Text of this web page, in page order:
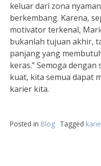
keluar dari zona
berkembang. Karena,
motivator terkenal,
bukanlah tujuan akhir,
panjang yang
keras.” Semoga
kuat, kita semua dapat
karier kita.
Posted in Blog Tagged